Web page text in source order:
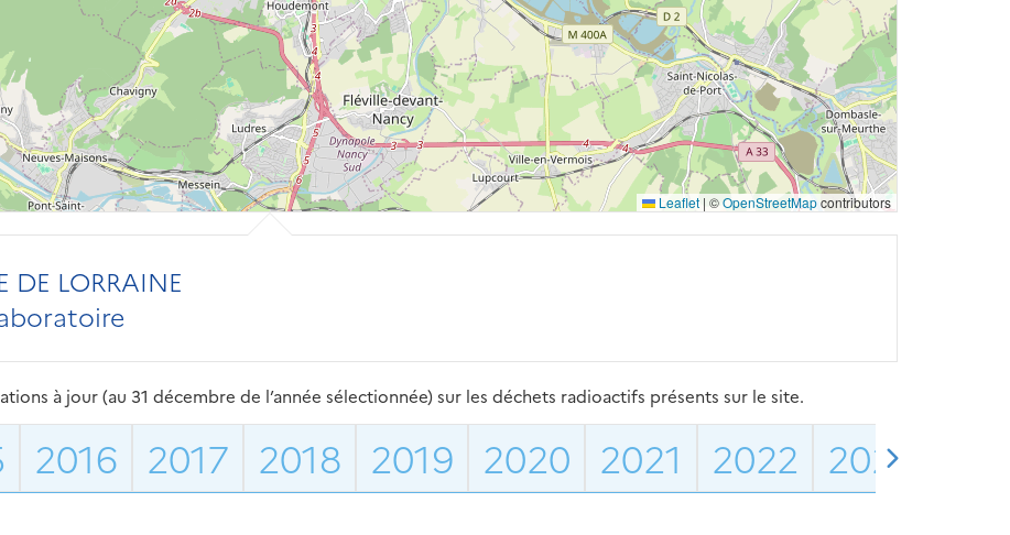
Leaflet | ©OpenStreetMapcontributors
DE LORRAINE
à jour (au 31 décembre de l’année sélectionnée) sur les déchets radioactifs présents sur le site.
2016 2017 2018 2019 2020 2021 2022 2023